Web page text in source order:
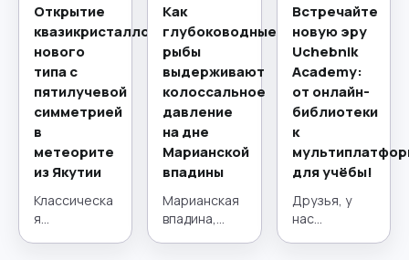
Открытие
квазикристаллов
нового
типа с
пятилучевой
симметрией
в
метеорите
из Якутии
Классическа
я
Как
глубоководные
рыбы
выдерживают
колоссальное
давление
на дне
Марианской
впадины
Марианская
впадина,
Встречайте
новую эру
Uchebnik
Academy:
от онлайн-
библиотеки
к
для учёбы!
Друзья, у
нас